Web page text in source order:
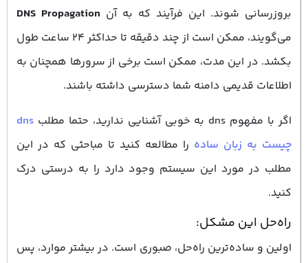
بروزرسانی شوند. این فرآیند که به آن
می‌گویند، ممکن است از چند دقیقه تا حداکثر ۲۴ ساعت طول
بکشد. در این مدت، ممکن است برخی از سرورها همچنان به
اطلاعات قدیمی دامنه شما دسترسی داشته باشند.
اگر با مفهوم dns به خوبی آشنایی ندارید، حتما مطلب
dns
چیست به زبان ساده را مطالعه کنید تا مباحثی که در این
مطلب در مورد این سیستم وجود دارد را به درستی درک
کنید.
راه‌حل این مشکل:
اولین و ساده‌ترین راه‌حل، صبوری است. در بیشتر موارد، پس